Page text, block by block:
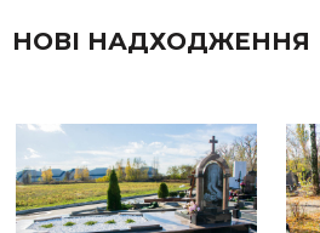
НОВІ НАДХОДЖЕННЯ